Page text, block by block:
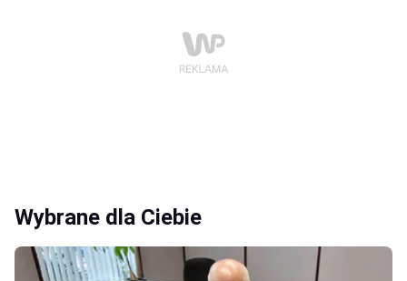
Wybrane dla Ciebie